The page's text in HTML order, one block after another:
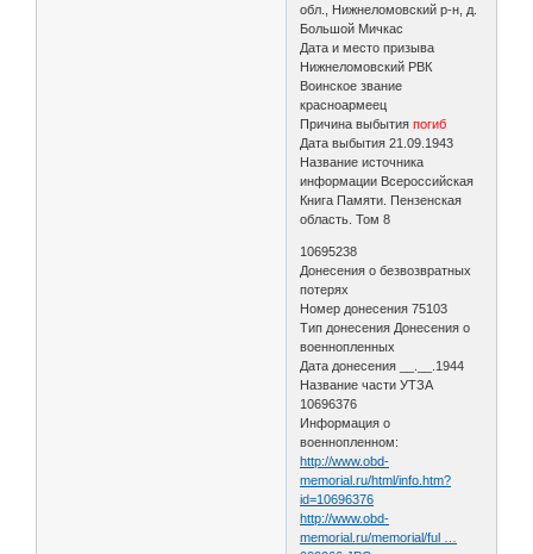
обл., Нижнеломовский р-н, д.
Большой Мичкас
Дата и место призыва
Нижнеломовский РВК
Воинское звание
красноармеец
Причина выбытия погиб
Дата выбытия 21.09.1943
Название источника
информации Всероссийская
Книга Памяти. Пензенская
область. Том 8
10695238
Донесения о безвозвратных
потерях
Номер донесения 75103
Тип донесения Донесения о
военнопленных
Дата донесения __.__.1944
Название части УТЗА
10696376
Информация о
военнопленном:
http://www.obd-
memorial.ru/html/info.htm?
id=10696376
http://www.obd-
memorial.ru/memorial/ful …